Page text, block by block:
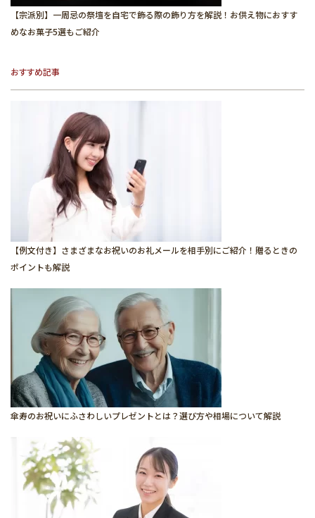
【宗派別】一周忌の祭壇を自宅で飾る際の飾り方を解説！お供え物におすす
めなお菓子5選もご紹介
おすすめ記事
【例文付き】さまざまなお祝いのお礼メールを相手別にご紹介！贈るときの
ポイントも解説
傘寿のお祝いにふさわしいプレゼントとは？選び方や相場について解説